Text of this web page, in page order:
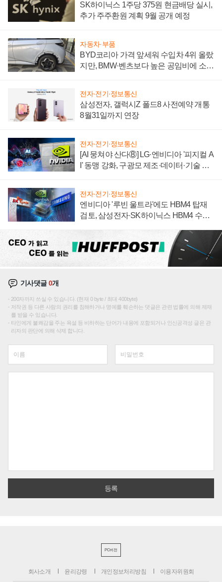
SK하이닉스 1주당 375원 현금배당 실시,
추가 주주환원 계획 9월 공개 예정
자동차·부품
BYD코리아 가격 앞세워 수입차 4위 올랐
지만, BMW·벤츠보다 높은 공임비에 소비
전자·전기·정보통신
삼성전자, 갤럭시Z 폴드8 사전예약 개통
8월31일까지 연장
전자·전기·정보통신
[AI 뭉쳐야 산다⑧] LG·엔비디아 '피지컬 A
I' 동맹 강화, 구광모 제조·데이터·기술 결
전자·전기·정보통신
엔비디아 '루빈 울트라'에도 HBM4 탑재
검토, 삼성전자·SK하이닉스 HBM4 수율
기사댓글0개
200자까지 쓰실 수 있습니다. (현재 0 byte / 최대 400byte)
저작권 등 다른 사람의 권리를 침해하거나 명예를 훼손하는 댓글은 관련 법률에 의해 제재
를 받을 수 있습니다.
타인에게 불쾌감을 주는 욕설 등 비하하는 단어가 내용에 포함되거나 인신공격성 글은 관
리자의 판단에 의해 삭제 합니다.
PC버전
회사소개 윤리강령 개인정보처리방침 이용자위원회